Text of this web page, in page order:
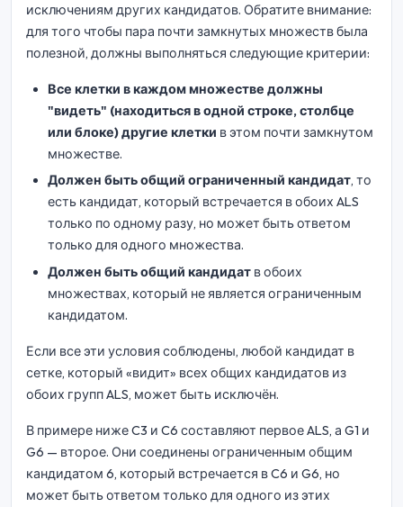
исключениям других кандидатов. Обратите внимание:
для того чтобы пара почти замкнутых множеств была
полезной, должны выполняться следующие критерии:
Все клетки в каждом множестве должны
"видеть" (находиться в одной строке, столбце
или блоке) другие клетки в этом почти замкнутом
множестве.
Должен быть общий ограниченный кандидат, то
есть кандидат, который встречается в обоих ALS
только по одному разу, но может быть ответом
только для одного множества.
Должен быть общий кандидат в обоих
множествах, который не является ограниченным
кандидатом.
Если все эти условия соблюдены, любой кандидат в
сетке, который «видит» всех общих кандидатов из
обоих групп ALS, может быть исключён.
В примере ниже C3 и C6 составляют первое ALS, а G1 и
G6 — второе. Они соединены ограниченным общим
кандидатом 6, который встречается в C6 и G6, но
может быть ответом только для одного из этих